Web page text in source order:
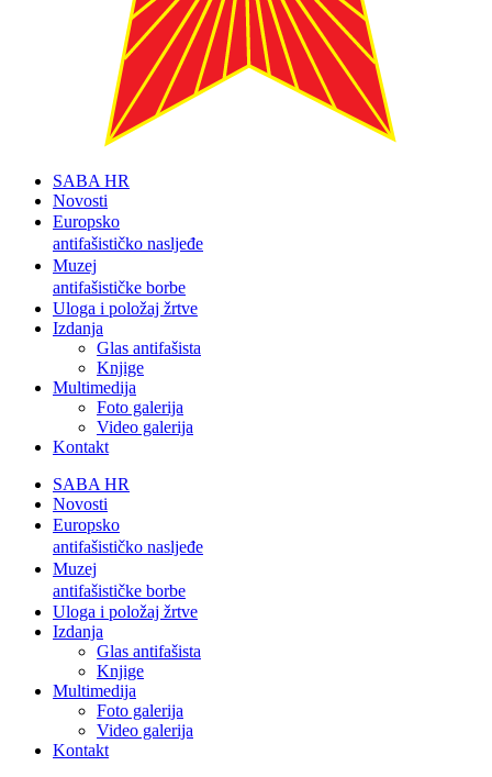
SABA HR
Novosti
Europsko
antifašističko nasljeđe
Muzej
antifašističke borbe
Uloga i položaj žrtve
Izdanja
Glas antifašista
Knjige
Multimedija
Foto galerija
Video galerija
Kontakt
SABA HR
Novosti
Europsko
antifašističko nasljeđe
Muzej
antifašističke borbe
Uloga i položaj žrtve
Izdanja
Glas antifašista
Knjige
Multimedija
Foto galerija
Video galerija
Kontakt